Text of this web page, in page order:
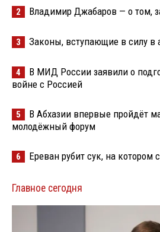
2 Владимир Джабаров — о том,
3 Законы, вступающие в силу в
4
В МИД России заявили о
войне с Россией
5
В Абхазии впервые пройдёт
молодёжный форум
6 Ереван рубит сук, на котором
Главное сегодня